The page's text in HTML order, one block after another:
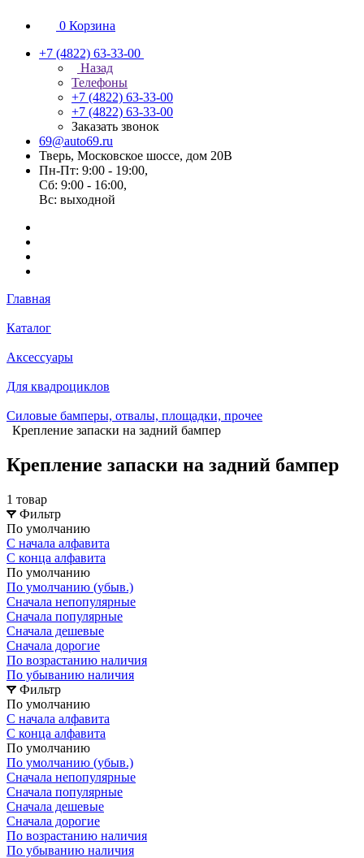
0 Корзина
+7 (4822) 63-33-00
Назад
Телефоны
+7 (4822) 63-33-00
+7 (4822) 63-33-00
Заказать звонок
69@auto69.ru
Тверь, Московское шоссе, дом 20В
Пн-Пт: 9:00 - 19:00,
Сб: 9:00 - 16:00,
Вс: выходной
Главная
Каталог
Аксессуары
Для квадроциклов
Силовые бамперы, отвалы, площадки, прочее
Крепление запаски на задний бампер
Крепление запаски на задний бампер
1 товар
Фильтр
По умолчанию
С начала алфавита
С конца алфавита
По умолчанию
По умолчанию (убыв.)
Сначала непопулярные
Сначала популярные
Сначала дешевые
Сначала дорогие
По возрастанию наличия
По убыванию наличия
Фильтр
По умолчанию
С начала алфавита
С конца алфавита
По умолчанию
По умолчанию (убыв.)
Сначала непопулярные
Сначала популярные
Сначала дешевые
Сначала дорогие
По возрастанию наличия
По убыванию наличия